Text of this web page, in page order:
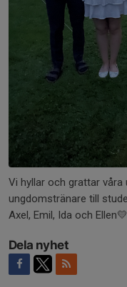
Vi hyllar och grattar
ungdomstränare till
Axel, Emil, Ida och
Dela nyhet